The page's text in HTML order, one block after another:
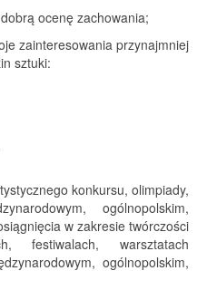
ocenę zachowania;
zainteresowania przynajmniej
sztuki:
konkursu, olimpiady,
ogólnopolskim,
w zakresie twórczości
festiwalach, warsztatach
ogólnopolskim,